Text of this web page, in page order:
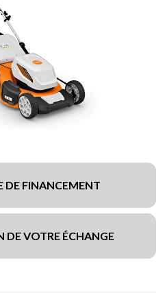
DE FINANCEMENT
DE VOTRE ÉCHANGE